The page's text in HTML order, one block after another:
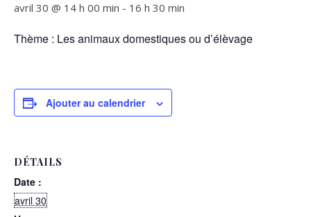
avril 30 @ 14 h 00 min - 16 h 30 min
Thème : Les animaux domestiques ou d’élèvage
Ajouter au calendrier
DÉTAILS
Date :
avril 30